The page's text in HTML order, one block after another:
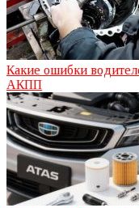
Какие ошибки
АКПП